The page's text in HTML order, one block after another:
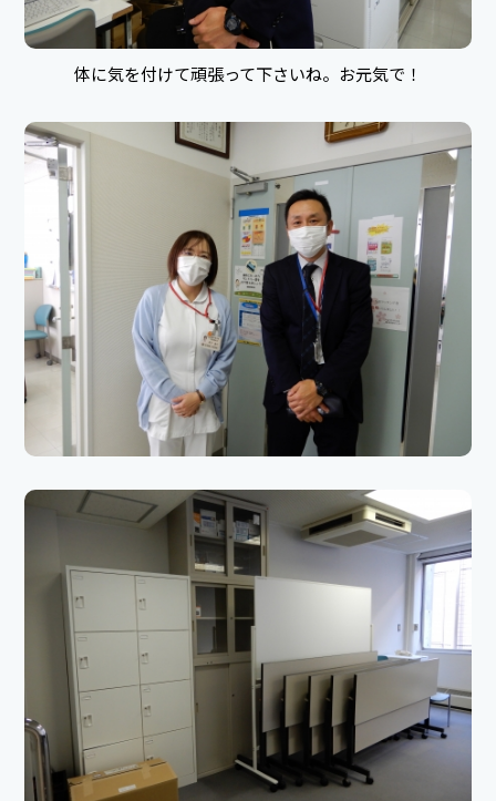
体に気を付けて頑張って下さいね。お元気で！